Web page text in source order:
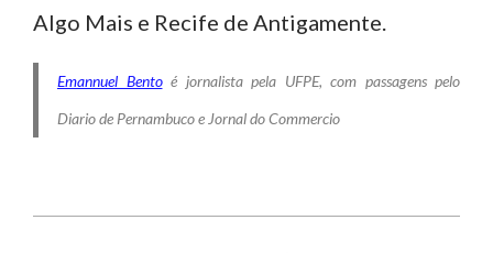
Algo Mais e Recife de Antigamente.
Emannuel Bentoé jornalista pela UFPE, com passagens pelo
Diario de Pernambuco e Jornal do Commercio